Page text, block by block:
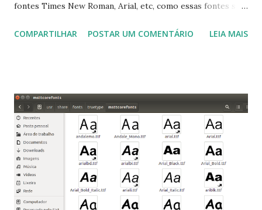
fontes Times New Roman, Arial, etc, como essas fontes são
a Associação Brasileira de Normas Técnicas (ABNT), exige
que contém essas fontes. Ao instalar o GNU/Linux abra o
terminal e execute o comando: $ sudo apt-get install ttf-
mscorefonts-installer Leia os termos de uso e avance
clicando em “Ok” Agora aceite os termos de uso clicando
em “Sim” Pronto agora abra o LibreOffice e veja se as
fontes Times New Roman, Arial estão instaladas. Caso
ocorra algum erro ou precisa reinstalar, execute: $ sudo
COMPARTILHAR POSTAR UM COMENTÁRIO LEIA MAIS